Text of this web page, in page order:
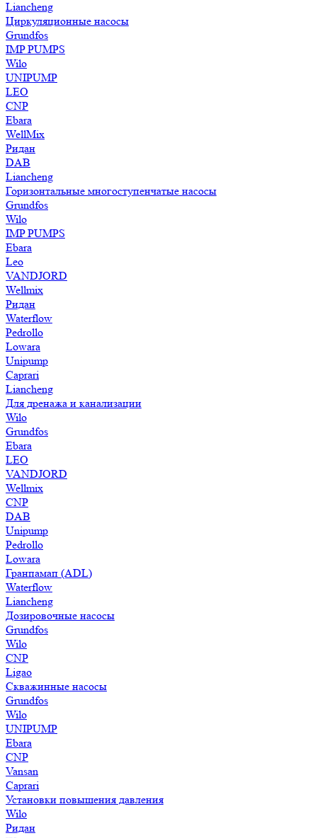
Liancheng
Циркуляционные насосы
Grundfos
IMP PUMPS
Wilo
UNIPUMP
LEO
CNP
Ebara
WellMix
Ридан
DAB
Liancheng
Горизонтальные многоступенчатые насосы
Grundfos
Wilo
IMP PUMPS
Ebara
Leo
VANDJORD
Wellmix
Ридан
Waterflow
Pedrollo
Lowara
Unipump
Caprari
Liancheng
Для дренажа и канализации
Wilo
Grundfos
Ebara
LEO
VANDJORD
Wellmix
CNP
DAB
Unipump
Pedrollo
Lowara
Гранпамап (ADL)
Waterflow
Liancheng
Дозировочные насосы
Grundfos
Wilo
CNP
Ligao
Скважинные насосы
Grundfos
Wilo
UNIPUMP
Ebara
CNP
Vansan
Caprari
Установки повышения давления
Wilo
Ридан